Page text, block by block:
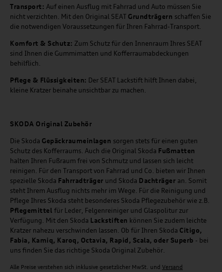
Transport: Auf einen Ausflug mit Fahrrad und Auto müssen Sie
nicht verzichten. Mit den Original SEAT Grundträgern schaffen Sie
die notwendigen Voraussetzungen für Ihren Fahrrad-Transport.
Komfort & Schutz: Zum Schutz für den Innenraum Ihres SEAT
sind Ihnen die Gummimatten und Kofferraumabdeckungen
behilflich.
Pflege & Flüssigkeiten: Der SEAT Lackstift hilft Ihnen dabei,
kleine Kratzer beinahe unsichtbar zu machen.
SKODA Original Zubehör
Die Skoda Gepäckraumeinlagen sorgen stets für einen guten
Schutz des Kofferraums. Auch die Original Skoda Fußmatten
halten Ihren Fußraum frei von Schmutz und lassen sich leicht
reinigen. Für den Transport von Fahrrad und Co. bieten wir Ihnen
spezielle Skoda Fahrradträger und Skoda Dachträger an. Somit
steht Ihrem Ausflug nichts mehr im Wege. Für die Reinigung und
Pflege Ihres Skoda steht besonderes Skoda Pflegezubehör wie z.B.
Pflegemittel für Leder, Felgenreiniger und Glaspolitur zur
Verfügung. Mit den Skoda Lackstiften können Sie zudem leichte
Kratzer nahezu verschwinden lassen. Ob für Ihren Skoda Citigo,
Fabia, Kamiq, Karoq, Octavia, Rapid, Scala, oder Superb - bei
uns finden Sie das richtige Skoda Original Zubehör.
Alle Preise verstehen sich inklusive gesetzlicher MwSt. und Versand